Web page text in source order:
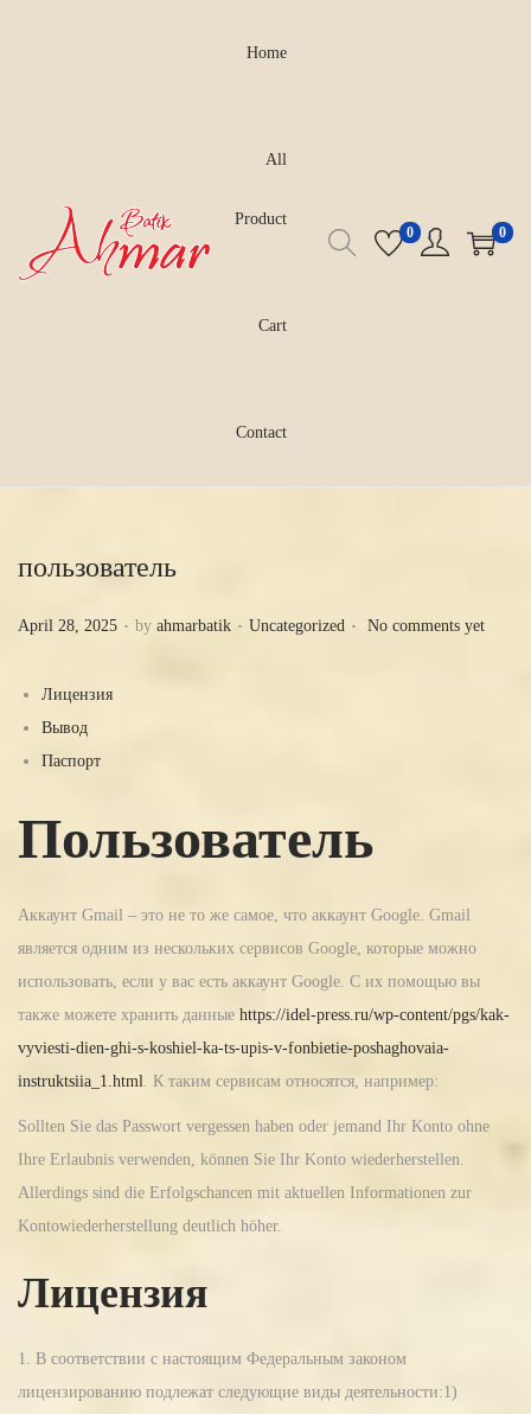
Home
All
Product
Cart
Contact
0 0
пользователь
P
e
o
n
April 28, 2025 . by ahmarbatik . P
n
Uncategorized . No comments yet
Лицензия
Вывод
Паспорт
Пользователь
Аккаунт Gmail – это не то же самое, что аккаунт Google. Gmail
является одним из нескольких сервисов Google, которые можно
использовать, если у вас есть аккаунт Google. С их помощью вы
также можете хранить данные https://idel-press.ru/wp-content/pgs/kak-
vyviesti-dien-ghi-s-koshiel-ka-ts-upis-v-fonbietie-poshaghovaia-
instruktsiia_1.html. К таким сервисам относятся, например:
Sollten Sie das Passwort vergessen haben oder jemand Ihr Konto ohne
Ihre Erlaubnis verwenden, können Sie Ihr Konto wiederherstellen.
Allerdings sind die Erfolgschancen mit aktuellen Informationen zur
Kontowiederherstellung deutlich höher.
Лицензия
1. В соответствии с настоящим Федеральным законом
лицензированию подлежат следующие виды деятельности:1)